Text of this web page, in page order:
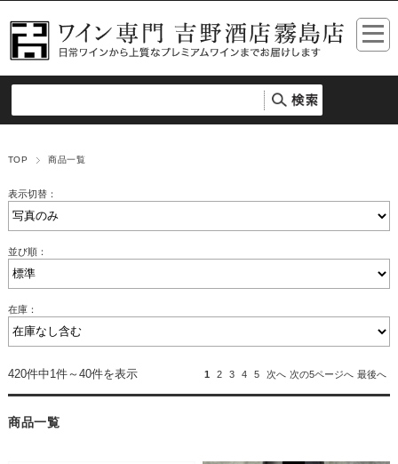
TOP 商品一覧
表示切替：
並び順：
在庫：
420件中1件～40件を表示 1 2 3 4 5 次へ 次の5ページへ 最後へ
商品一覧